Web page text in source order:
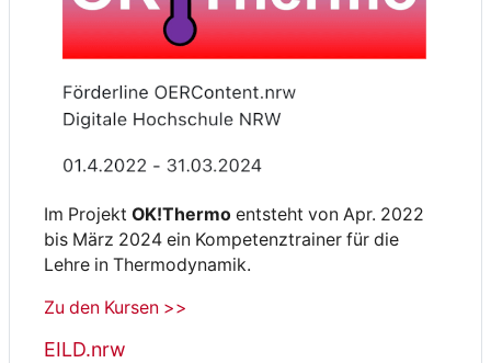
Im Projekt OK!Thermo entsteht von Apr. 2022
bis März 2024 ein Kompetenztrainer für die
Lehre in Thermodynamik.
Zu den Kursen >>
EILD.nrw